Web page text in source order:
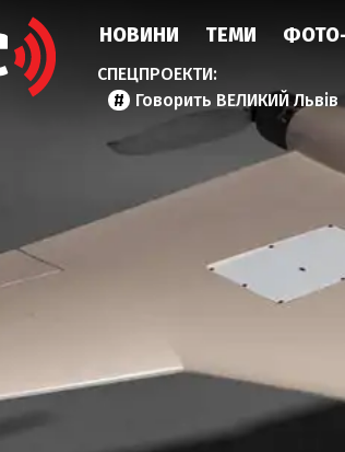
НОВИНИ ТЕМИ
Говорить ВЕЛИКИЙ Львів